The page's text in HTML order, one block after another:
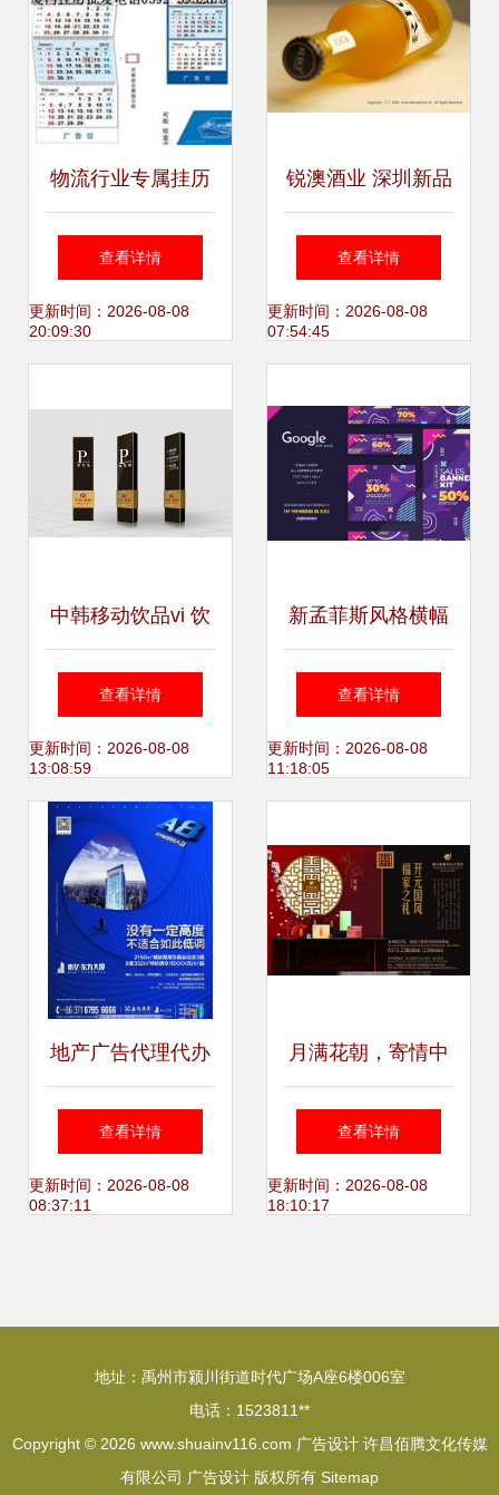
物流行业专属挂历
厦门欣联利助力国
际货运视觉营销新
查看详情
更新时间：2026-08-08
20:09:30
锐澳酒业 深圳新品
的视觉盛宴，摄影
与广告物料设计的
查看详情
更新时间：2026-08-08
07:54:45
中韩移动饮品vi 饮
品包装设计 产品画
册设计 户外广告
查看详情
更新时间：2026-08-08
13:08:59
新孟菲斯风格横幅
广告设计模板 助力
代理代办服务品牌
查看详情
更新时间：2026-08-08
11:18:05
地产广告代理代办
高效落地与品牌赋
能的全链路解决方
查看详情
更新时间：2026-08-08
08:37:11
月满花朝，寄情中
秋
查看详情
更新时间：2026-08-08
18:10:17
地址：禹州市颍川街道时代广场A座6楼006室
电话：1523811**
Copyright © 2026 www.shuainv116.com 广告设计 许昌佰腾文化传媒
有限公司 广告设计 版权所有 Sitemap